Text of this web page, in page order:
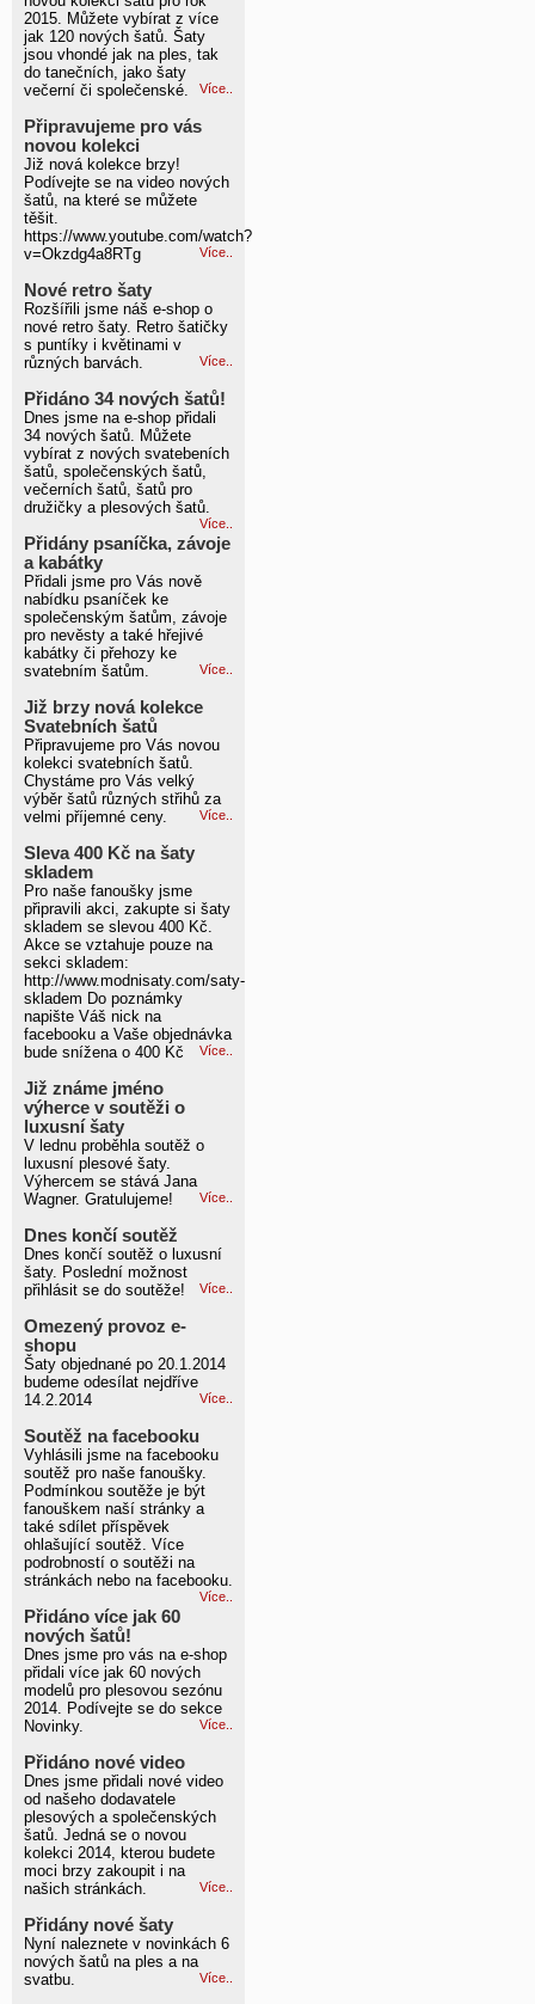
2015. Můžete vybírat z více
jak 120 nových šatů. Šaty
jsou vhondé jak na ples, tak
do tanečních, jako šaty
večerní či společenské.
Více..
Připravujeme pro vás
novou kolekci
Již nová kolekce brzy!
Podívejte se na video nových
šatů, na které se můžete
těšit.
https://www.youtube.com/watch?
v=Okzdg4a8RTg
Více..
Nové retro šaty
Rozšířili jsme náš e-shop o
nové retro šaty. Retro šatičky
s puntíky i květinami v
různých barvách.
Více..
Přidáno 34 nových šatů!
Dnes jsme na e-shop přidali
34 nových šatů. Můžete
vybírat z nových svatebeních
šatů, společenských šatů,
večerních šatů, šatů pro
družičky a plesových šatů.
Více..
Přidány psaníčka, závoje
a kabátky
Přidali jsme pro Vás nově
nabídku psaníček ke
společenským šatům, závoje
pro nevěsty a také hřejivé
kabátky či přehozy ke
svatebním šatům.
Více..
Již brzy nová kolekce
Svatebních šatů
Připravujeme pro Vás novou
kolekci svatebních šatů.
Chystáme pro Vás velký
výběr šatů různých střihů za
velmi příjemné ceny.
Více..
Sleva 400 Kč na šaty
skladem
Pro naše fanoušky jsme
připravili akci, zakupte si šaty
skladem se slevou 400 Kč.
Akce se vztahuje pouze na
sekci skladem:
http://www.modnisaty.com/saty-
skladem Do poznámky
napište Váš nick na
facebooku a Vaše objednávka
bude snížena o 400 Kč
Více..
Již známe jméno
výherce v soutěži o
luxusní šaty
V lednu proběhla soutěž o
luxusní plesové šaty.
Výhercem se stává Jana
Wagner. Gratulujeme!
Více..
Dnes končí soutěž
Dnes končí soutěž o luxusní
šaty. Poslední možnost
přihlásit se do soutěže!
Více..
Omezený provoz e-
shopu
Šaty objednané po 20.1.2014
budeme odesílat nejdříve
14.2.2014
Více..
Soutěž na facebooku
Vyhlásili jsme na facebooku
soutěž pro naše fanoušky.
Podmínkou soutěže je být
fanouškem naší stránky a
také sdílet příspěvek
ohlašující soutěž. Více
podrobností o soutěži na
stránkách nebo na facebooku.
Více..
Přidáno více jak 60
nových šatů!
Dnes jsme pro vás na e-shop
přidali více jak 60 nových
modelů pro plesovou sezónu
2014. Podívejte se do sekce
Novinky.
Více..
Přidáno nové video
Dnes jsme přidali nové video
od našeho dodavatele
plesových a společenských
šatů. Jedná se o novou
kolekci 2014, kterou budete
moci brzy zakoupit i na
našich stránkách.
Více..
Přidány nové šaty
Nyní naleznete v novinkách 6
nových šatů na ples a na
svatbu.
Více..